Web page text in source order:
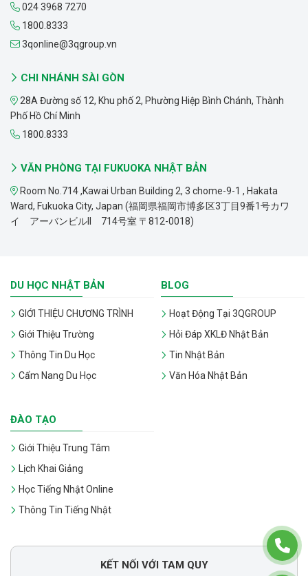
024 3968 7270
1800.8333
3qonline@3qgroup.vn
CHI NHÁNH SÀI GÒN
28A Đường số 12, Khu phố 2, Phường Hiệp Bình Chánh, Thành
Phố Hồ Chí Minh
1800.8333
VĂN PHÒNG TẠI FUKUOKA NHẬT BẢN
Room No.714 ,Kawai Urban Building 2, 3 chome-9-1 , Hakata
Ward, Fukuoka City, Japan (福岡県福岡市博多区3丁目9番1号カワ
イ アーバンビルII 714号室 〒812-0018)
DU HỌC NHẬT BẢN
GIỚI THIỆU CHƯƠNG TRÌNH
Giới Thiệu Trường
Thông Tin Du Học
Cẩm Nang Du Học
BLOG
Hoạt Động Tại 3QGROUP
Hỏi Đáp XKLĐ Nhật Bản
Tin Nhật Bản
Văn Hóa Nhật Bản
ĐÀO TẠO
Giới Thiệu Trung Tâm
Lịch Khai Giảng
Học Tiếng Nhật Online
Thông Tin Tiếng Nhật
KẾT NỐI VỚI TAM QUY